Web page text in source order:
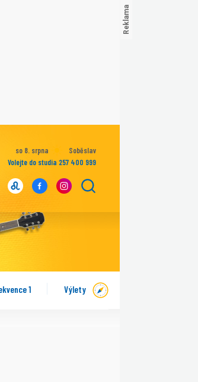
1 Výlety
so 8. srpna
Soběslav
Volejte do studia 257 400 999